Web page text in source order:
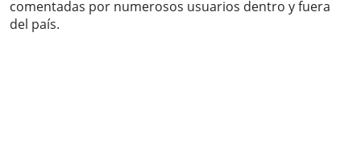
comentadas por numerosos usuarios dentro y fuera
del país.